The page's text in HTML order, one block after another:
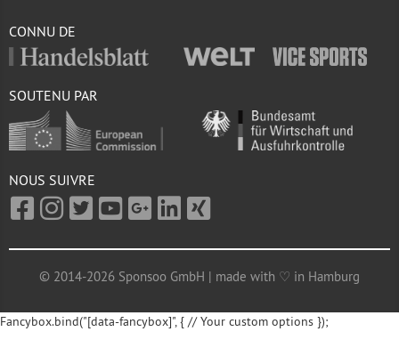
CONNU DE
SOUTENU PAR
NOUS SUIVRE
© 2014-2026 Sponsoo GmbH | made with ♡ in Hamburg
Fancybox.bind("[data-fancybox]", { // Your custom options });